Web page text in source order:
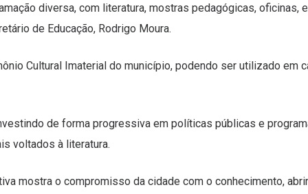
diversa, com literatura, mostras pedagógicas, oficinas,
de Educação, Rodrigo Moura.
Cultural Imaterial do município, podendo ser utilizado em
de forma progressiva em políticas públicas e
voltados à literatura.
mostra o compromisso da cidade com o conhecimento,